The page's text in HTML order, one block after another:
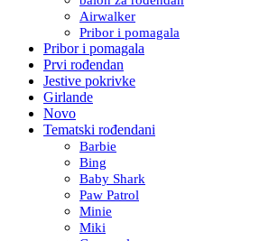
Airwalker
Pribor i pomagala
Pribor i pomagala
Prvi rođendan
Jestive pokrivke
Girlande
Novo
Tematski rođendani
Barbie
Bing
Baby Shark
Paw Patrol
Minie
Miki